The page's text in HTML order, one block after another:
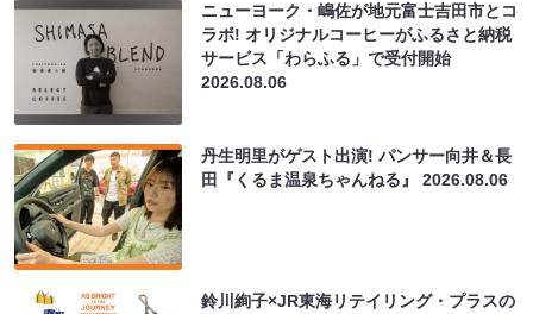
ニューヨーク・嶋佐が地元富士吉田市とコ
ラボ! オリジナルコーヒーがふるさと納税
サービス「わらふる」で受付開始
2026.08.06
丹生明里がゲスト出演! パンサー向井＆長
田『くるま温泉ちゃんねる』2026.08.06
鈴川絢子×JR東海リテイリング・プラスの